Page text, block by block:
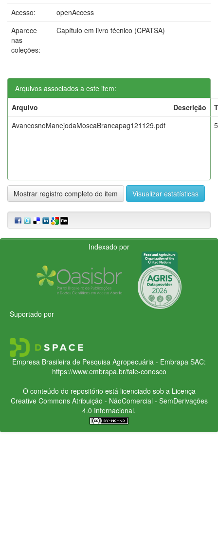
Acesso:
openAccess
Aparece
nas
coleções:
Capítulo em livro técnico (CPATSA)
Arquivos associados a este item:
Arquivo
Descrição
AvancosnoManejodaMoscaBrancapag121129.pdf
Mostrar registro completo do item Visualizar estatísticas
Indexado por
Suportado por
Empresa Brasileira de Pesquisa Agropecuária - Embrapa SAC:
https://www.embrapa.br/fale-conosco
O conteúdo do repositório está licenciado sob a Licença
Creative CommonsAtribuição - NãoComercial - SemDerivações
4.0 Internacional.